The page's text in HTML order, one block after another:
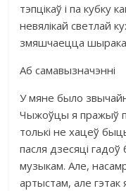
тэпцікаў і па кубку
невялікай светлай
змяшчаецца
Аб самавызначэнні
У мяне было
Чыжоўцы я пражыў
толькі не хацеў
пасля дзесяці
музыкам. Але,
артыстам, але гэтак